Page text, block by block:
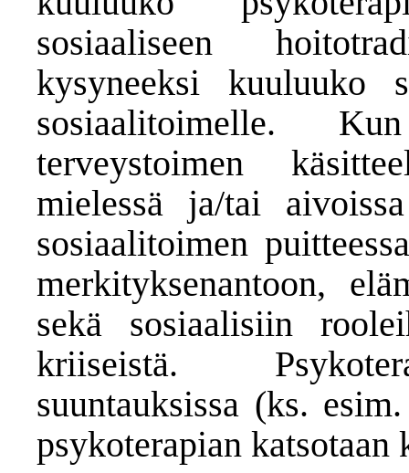
sosiaaliseen
kysyneeksi kuuluuko
sosiaalitoimelle.
terveystoimen
mielessä ja/tai
sosiaalitoimen
merkityksenantoon,
sekä sosiaalisiin
kriiseistä.
suuntauksissa (ks.
psykoterapian